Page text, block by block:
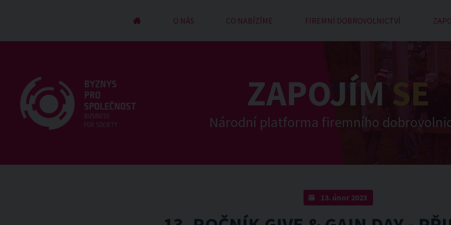
O NÁS CO NABÍZÍME FIREMNÍ DOBROVOLNICTVÍ
ZAPOJÍMSE
Národní platforma firemního
13. únor 2023